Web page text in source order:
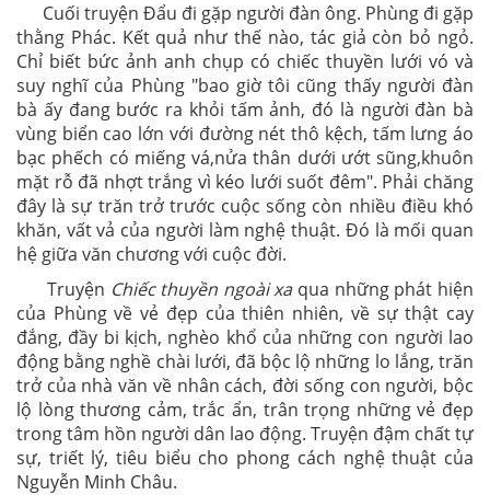
Cuối truyện Đẩu đi gặp người đàn ông. Phùng đi gặp
thằng Phác. Kết quả như thế nào, tác giả còn bỏ ngỏ.
Chỉ biết bức ảnh anh chụp có chiếc thuyền lưới vó và
suy nghĩ của Phùng "bao giờ tôi cũng thấy người đàn
bà ấy đang bước ra khỏi tấm ảnh, đó là người đàn bà
vùng biển cao lớn với đường nét thô kệch, tấm lưng áo
bạc phếch có miếng vá,nửa thân dưới ướt sũng,khuôn
mặt rỗ đã nhợt trắng vì kéo lưới suốt đêm". Phải chăng
đây là sự trăn trở trước cuộc sống còn nhiều điều khó
khăn, vất vả của người làm nghệ thuật. Đó là mối quan
hệ giữa văn chương với cuộc đời.
Truyện Chiếc thuyền ngoài xaqua những phát hiện
của Phùng về vẻ đẹp của thiên nhiên, về sự thật cay
đắng, đầy bi kịch, nghèo khổ của những con người lao
động bằng nghề chài lưới, đã bộc lộ những lo lắng, trăn
trở của nhà văn về nhân cách, đời sống con người, bộc
lộ lòng thương cảm, trắc ẩn, trân trọng những vẻ đẹp
trong tâm hồn người dân lao động. Truyện đậm chất tự
sự, triết lý, tiêu biểu cho phong cách nghệ thuật của
Nguyễn Minh Châu.